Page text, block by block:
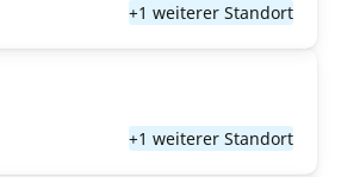
+1 weiterer Standort
+1 weiterer Standort